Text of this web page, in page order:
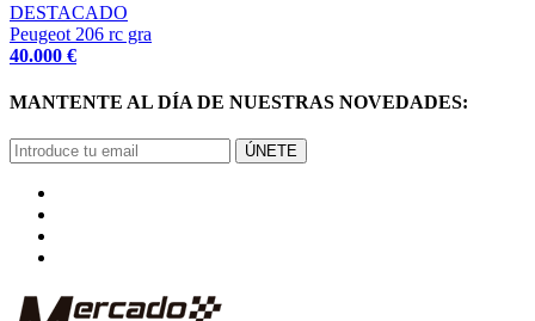
DESTACADO
Peugeot 206 rc gra
40.000 €
MANTENTE AL DÍA DE NUESTRAS NOVEDADES:
ÚNETE